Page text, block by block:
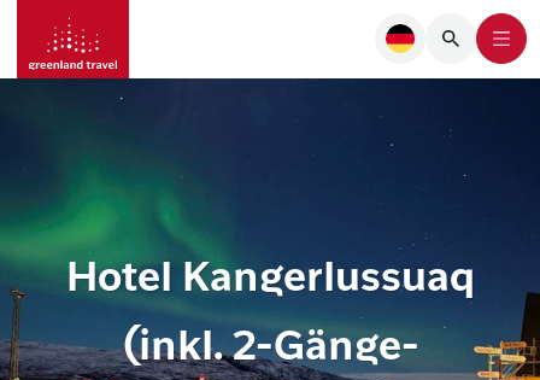
Hotel Kangerlussuaq
(inkl. 2-Gänge-